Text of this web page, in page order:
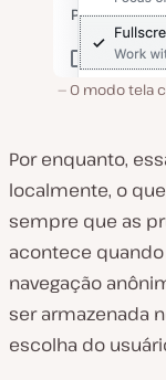
O modo tela
Por enquanto,
localmente, o
sempre que as
acontece
navegação
ser armazenada
escolha do